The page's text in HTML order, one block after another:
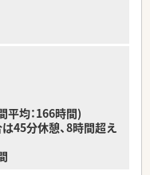
平均：166時間)
45分休憩、8時間超え